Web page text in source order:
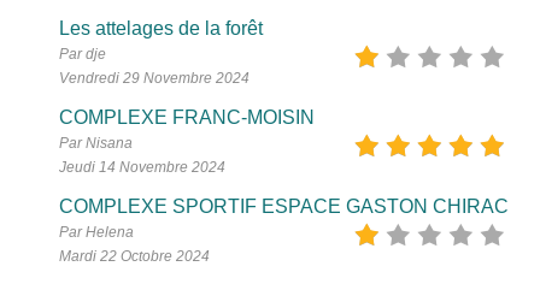
Les attelages de la forêt
Par dje
Vendredi 29 Novembre 2024
COMPLEXE FRANC-MOISIN
Par Nisana
Jeudi 14 Novembre 2024
COMPLEXE SPORTIF ESPACE GASTON CHIRAC
Par Helena
Mardi 22 Octobre 2024